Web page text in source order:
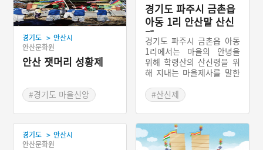
경기도 > 안산시
안산문화원
안산 잿머리 성황제
#경기도 마을신앙
#안산 마을신앙
경기도 파주시 금촌읍
아동 1리 안산말 산신
제
경기도 파주시 금촌읍 아동
1리에서는 마을의 안녕을
위해 학령산의 산신령을 위
해 지내는 마을제사를 말한
0시로 고정되어 있다. 따라
서 마을에 초상이 나더라도
날짜를 변경하지는 않는다.
#산신제
#파주 마을신앙
경기도 > 안산시
안산문화원